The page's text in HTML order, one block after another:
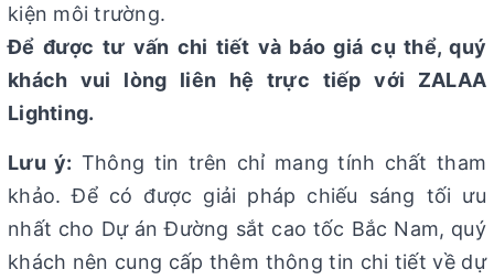
kiện môi trường.
Để được tư vấn chi tiết và báo giá cụ thể, quý
khách vui lòng liên hệ trực tiếp với ZALAA
Lighting.
Lưu ý: Thông tin trên chỉ mang tính chất tham
khảo. Để có được giải pháp chiếu sáng tối ưu
nhất cho Dự án Đường sắt cao tốc Bắc Nam, quý
khách nên cung cấp thêm thông tin chi tiết về dự